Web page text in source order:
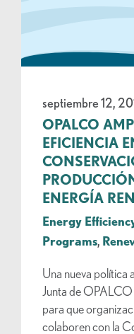
septiembre 12,
OPALCO
EFICIENCIA
ENERGÍA
Energy
Programs
Una nueva política
Junta de
para que
colaboren con la